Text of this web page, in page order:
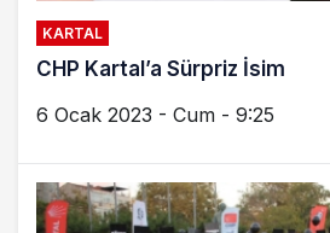
KARTAL
CHP Kartal’a Sürpriz İsim
6 Ocak 2023 - Cum - 9:25